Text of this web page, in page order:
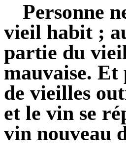
Personne
vieil habit ;
partie du
mauvaise. Et
de vieilles
et le vin se
vin nouveau